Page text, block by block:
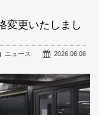
更いたしまし
2026.06.08
ニュース